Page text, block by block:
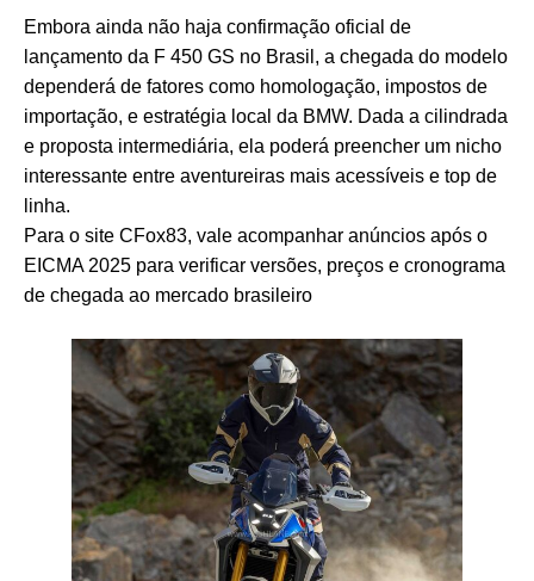
Embora ainda não haja confirmação oficial de
lançamento da F 450 GS no Brasil, a chegada do modelo
dependerá de fatores como homologação, impostos de
importação, e estratégia local da BMW. Dada a cilindrada
e proposta intermediária, ela poderá preencher um nicho
interessante entre aventureiras mais acessíveis e top de
linha.
Para o site CFox83, vale acompanhar anúncios após o
EICMA 2025 para verificar versões, preços e cronograma
de chegada ao mercado brasileiro